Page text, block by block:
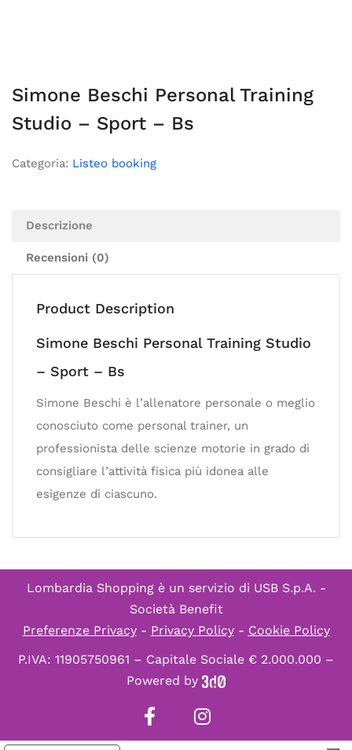
Simone Beschi Personal Training
Studio – Sport – Bs
Categoria: Listeo booking
Descrizione
Recensioni (0)
Product Description
Simone Beschi Personal Training Studio
– Sport – Bs
Simone Beschi è l’allenatore personale o meglio
conosciuto come personal trainer, un
professionista delle scienze motorie in grado di
consigliare l’attività fisica più idonea alle
esigenze di ciascuno.
Lombardia Shopping è un servizio di USB S.p.A. -
Società Benefit
Preferenze Privacy- Privacy Policy- Cookie Policy
P.IVA: 11905750961 – Capitale Sociale € 2.000.000 –
Powered by